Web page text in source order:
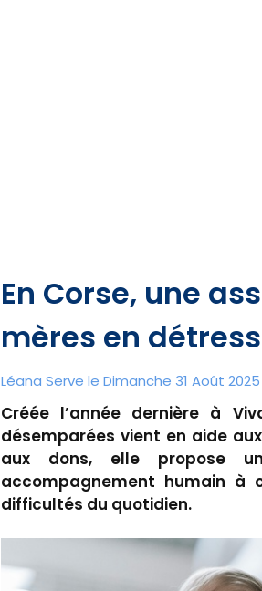
En Corse, une
mères en
Léana Serve le Dimanche 31 Août 2025
Créée l’année dernière à
désemparées vient en aide
aux dons, elle propose
accompagnement humain à
difficultés du quotidien.